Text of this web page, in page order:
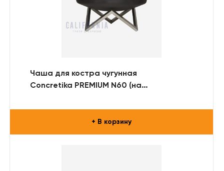
Чаша для костра чугунная
Concretika PREMIUM N60 (на
+ В корзину